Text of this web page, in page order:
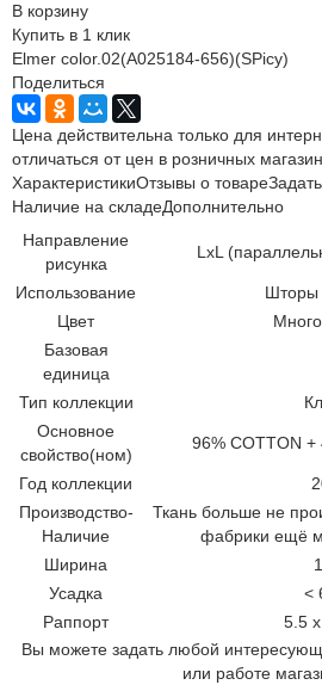
В корзину
Купить в 1 клик
Elmer color.02(A025184-656)(SPicy)
Поделиться
Цена действительна только для
отличаться от цен в розничных
ХарактеристикиОтзывы о товаре
Наличие на складеДополнительно
Направление
рисунка
LxL
Использование
Шторы
Цвет
Базовая
единица
Тип коллекции
Основное
свойство(ном)
96% COTTON +
Год коллекции
Производство-
Наличие
Ткань больше не
фабрики ещё
Ширина
Усадка
<
Раппорт
5.5
Вы можете задать любой
или работе